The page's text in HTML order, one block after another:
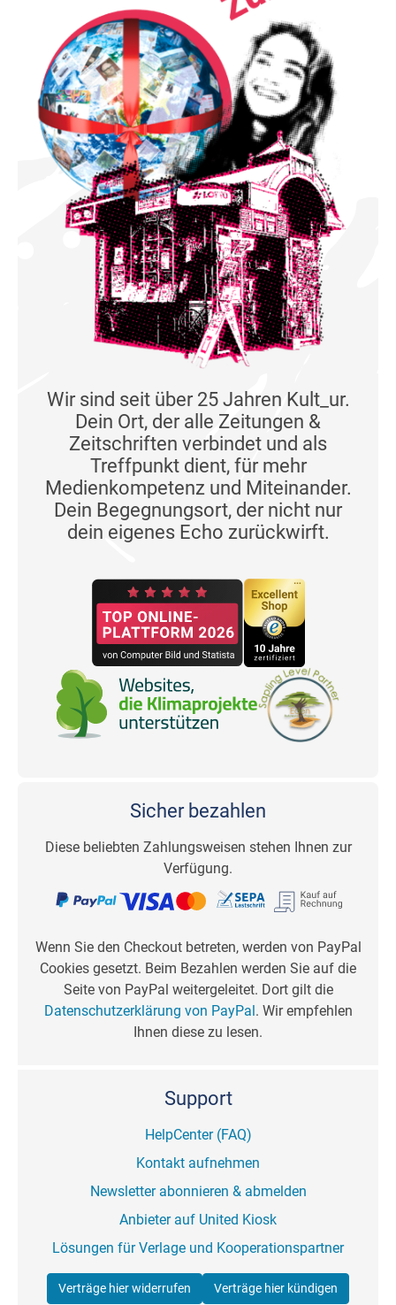
Wir sind seit über 25 Jahren Kult_ur.
Dein Ort, der alle Zeitungen &
Zeitschriften verbindet und als
Treffpunkt dient, für mehr
Medienkompetenz und Miteinander.
Dein Begegnungsort, der nicht nur
dein eigenes Echo zurückwirft.
Sicher bezahlen
Diese beliebten Zahlungsweisen stehen Ihnen zur
Verfügung.
Wenn Sie den Checkout betreten, werden von PayPal
Cookies gesetzt. Beim Bezahlen werden Sie auf die
Seite von PayPal weitergeleitet. Dort gilt die
Datenschutzerklärung von PayPal. Wir empfehlen
Ihnen diese zu lesen.
Support
HelpCenter (FAQ)
Kontakt aufnehmen
Newsletter abonnieren & abmelden
Anbieter auf United Kiosk
Lösungen für Verlage und Kooperationspartner
Verträge hier widerrufen Verträge hier kündigen